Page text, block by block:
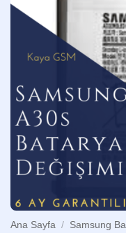
Ana Sayfa / Samsung